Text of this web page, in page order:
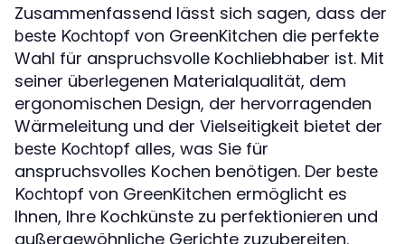
Zusammenfassend lässt sich sagen, dass der
beste Kochtopf von GreenKitchen die perfekte
Wahl für anspruchsvolle Kochliebhaber ist. Mit
seiner überlegenen Materialqualität, dem
ergonomischen Design, der hervorragenden
Wärmeleitung und der Vielseitigkeit bietet der
beste Kochtopf alles, was Sie für
anspruchsvolles Kochen benötigen. Der beste
Kochtopf von GreenKitchen ermöglicht es
Ihnen, Ihre Kochkünste zu perfektionieren und
außergewöhnliche Gerichte zuzubereiten.